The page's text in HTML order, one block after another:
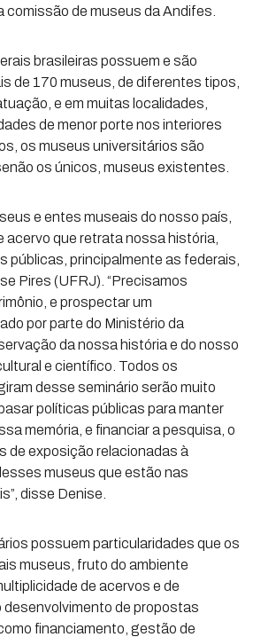
comissão de museus da Andifes.
brasileiras possuem e são
de 170 museus, de diferentes tipos,
e em muitas localidades,
de menor porte nos interiores
os museus universitários são
os únicos, museus existentes.
e entes museais do nosso país,
acervo que retrata nossa história,
públicas, principalmente as federais,
Pires (UFRJ). “Precisamos
e prospectar um
por parte do Ministério da
da nossa história e do nosso
e científico. Todos os
desse seminário serão muito
políticas públicas para manter
memória, e financiar a pesquisa, o
de exposição relacionadas à
museus que estão nas
disse Denise.
possuem particularidades que os
museus, fruto do ambiente
de acervos e de
de propostas
financiamento, gestão de